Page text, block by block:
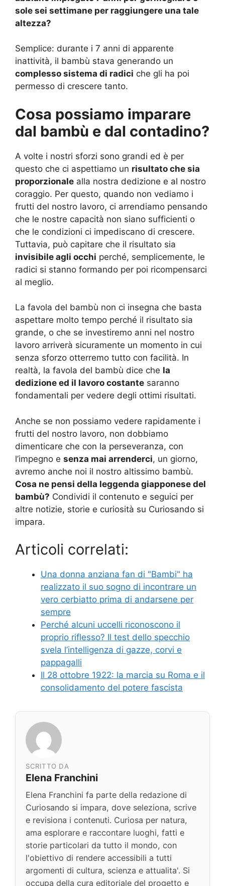
sole sei settimane per raggiungere una tale
altezza?
Semplice: durante i 7 anni di apparente
inattività, il bambù stava generando un
complesso sistema di radici che gli ha poi
permesso di crescere tanto.
Cosa possiamo imparare
dal bambù e dal contadino?
A volte i nostri sforzi sono grandi ed è per
questo che ci aspettiamo un risultato che sia
proporzionale alla nostra dedizione e al nostro
coraggio. Per questo, quando non vediamo i
frutti del nostro lavoro, ci arrendiamo pensando
che le nostre capacità non siano sufficienti o
che le condizioni ci impediscano di crescere.
Tuttavia, può capitare che il risultato sia
invisibile agli occhi perché, semplicemente, le
radici si stanno formando per poi ricompensarci
al meglio.
La favola del bambù non ci insegna che basta
aspettare molto tempo perché il risultato sia
grande, o che se investiremo anni nel nostro
lavoro arriverà sicuramente un momento in cui
senza sforzo otterremo tutto con facilità. In
realtà, la favola del bambù dice che la
dedizione ed il lavoro costante saranno
fondamentali per vedere degli ottimi risultati.
Anche se non possiamo vedere rapidamente i
frutti del nostro lavoro, non dobbiamo
dimenticare che con la perseveranza, con
l’impegno e senza mai arrenderci, un giorno,
avremo anche noi il nostro altissimo bambù.
Cosa ne pensi della leggenda giapponese del
bambù? Condividi il contenuto e seguici per
altre notizie, storie e curiosità su Curiosando si
impara.
Articoli correlati:
Una donna anziana fan di "Bambi" ha
realizzato il suo sogno di incontrare un
vero cerbiatto prima di andarsene per
sempre
Perché alcuni uccelli riconoscono il
proprio riflesso? Il test dello specchio
svela l’intelligenza di gazze, corvi e
pappagalli
Il 28 ottobre 1922: la marcia su Roma e il
consolidamento del potere fascista
SCRITTO DA
Elena Franchini
Elena Franchini fa parte della redazione di
Curiosando si impara, dove seleziona, scrive
e revisiona i contenuti. Curiosa per natura,
ama esplorare e raccontare luoghi, fatti e
storie particolari da tutto il mondo, con
l'obiettivo di rendere accessibili a tutti
argomenti di cultura, scienza e attualita'. Si
occupa della cura editoriale del progetto e